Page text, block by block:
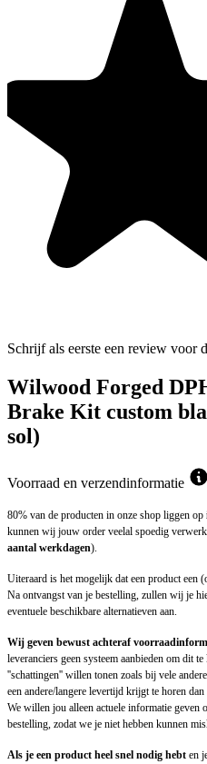
Schrijf als eerste een review voor
Wilwood Forged
Brake Kit custom
sol)
Voorraad en verzendinformatie
80% van de producten in onze shop liggen op
kunnen wij jouw order veelal spoedig
aantal werkdagen).
Uiteraard is het mogelijk dat een product een
Na ontvangst van je bestelling, zullen wij je
eventuele beschikbare alternatieven aan.
Wij geven bewust achteraf
leveranciers geen systeem aanbieden om dit
''schattingen'' willen tonen zoals bij vele
een andere/langere levertijd krijgt te horen dan
We willen jou alleen actuele informatie geven
bestelling, zodat we je niet hebben kunnen
Als je een product heel snel nodig hebt en